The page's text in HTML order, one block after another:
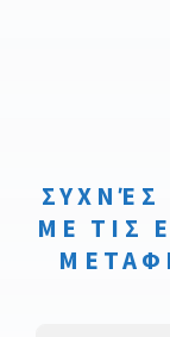
ΣΥΧΝΈΣ
ΜΕ ΤΙΣ